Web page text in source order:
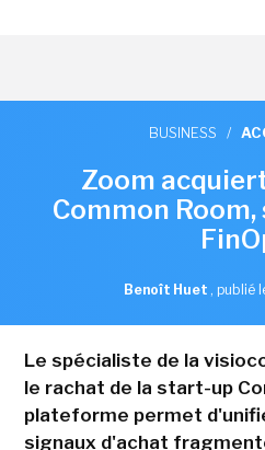
BUSINESS /
Zoom
Common
Benoît Huet , publié
Le spécialiste de la
le rachat de la start-up
plateforme permet
signaux d'achat